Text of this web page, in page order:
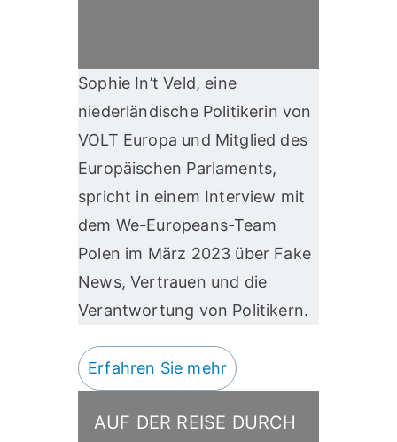
Sophie In’t Veld, eine
niederländische Politikerin von
VOLT Europa und Mitglied des
Europäischen Parlaments,
spricht in einem Interview mit
dem We-Europeans-Team
Polen im März 2023 über Fake
News, Vertrauen und die
Verantwortung von Politikern.
Erfahren Sie mehr
AUF DER REISE DURCH